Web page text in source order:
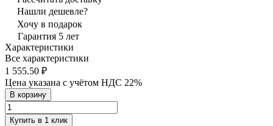
Нашли дешевле?
Хочу в подарок
Гарантия 5 лет
Характеристики
Все характеристики
1 555.50 ₽
Цена указана с учётом НДС 22%
В корзину
Купить в 1 клик